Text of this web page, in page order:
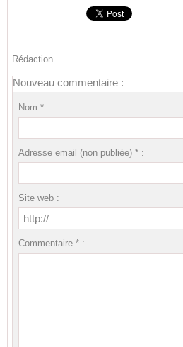
Rédaction
Nouveau commentaire :
Nom * :
Adresse email (non publiée) * :
Site web :
Commentaire * :